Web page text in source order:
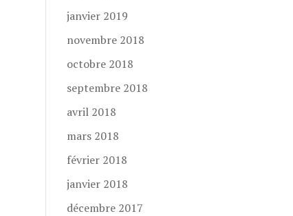
janvier 2019
novembre 2018
octobre 2018
septembre 2018
avril 2018
mars 2018
février 2018
janvier 2018
décembre 2017